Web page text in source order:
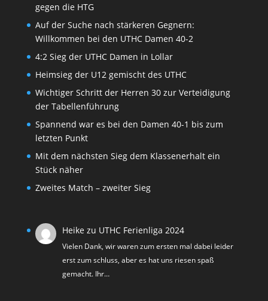
gegen die HTG
Auf der Suche nach stärkeren Gegnern:
Willkommen bei den UTHC Damen 40-2
4:2 Sieg der UTHC Damen in Lollar
Heimsieg der U12 gemischt des UTHC
Wichtiger Schritt der Herren 30 zur Verteidigung
der Tabellenführung
Spannend war es bei den Damen 40-1 bis zum
letzten Punkt
Mit dem nächsten Sieg dem Klassenerhalt ein
Stück näher
Zweites Match – zweiter Sieg
Heike zu UTHC Ferienliga 2024
Vielen Dank, wir waren zum ersten mal dabei leider
erst zum schluss, aber es hat uns riesen spaß
gemacht. Ihr…